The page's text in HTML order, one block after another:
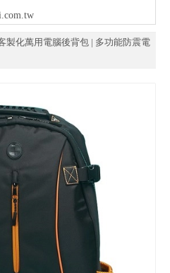
製化萬用電腦後背包 | 多功能防震電